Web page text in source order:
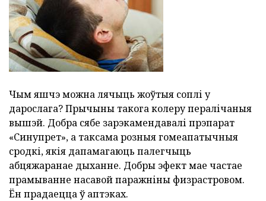
Чым яшчэ можна лячыць жоўтыя соплі у
дарослага? Прычыны такога колеру пералічаныя
вышэй. Добра сябе зарэкамендавалі прэпарат
«Синупрет», а таксама розныя гомеапатычныя
сродкі, якія дапамагаюць палегчыць
абцяжаранае дыханне. Добры эфект мае частае
прамыванне насавой паражніны физрастровом.
Ён прадаецца ў аптэках.